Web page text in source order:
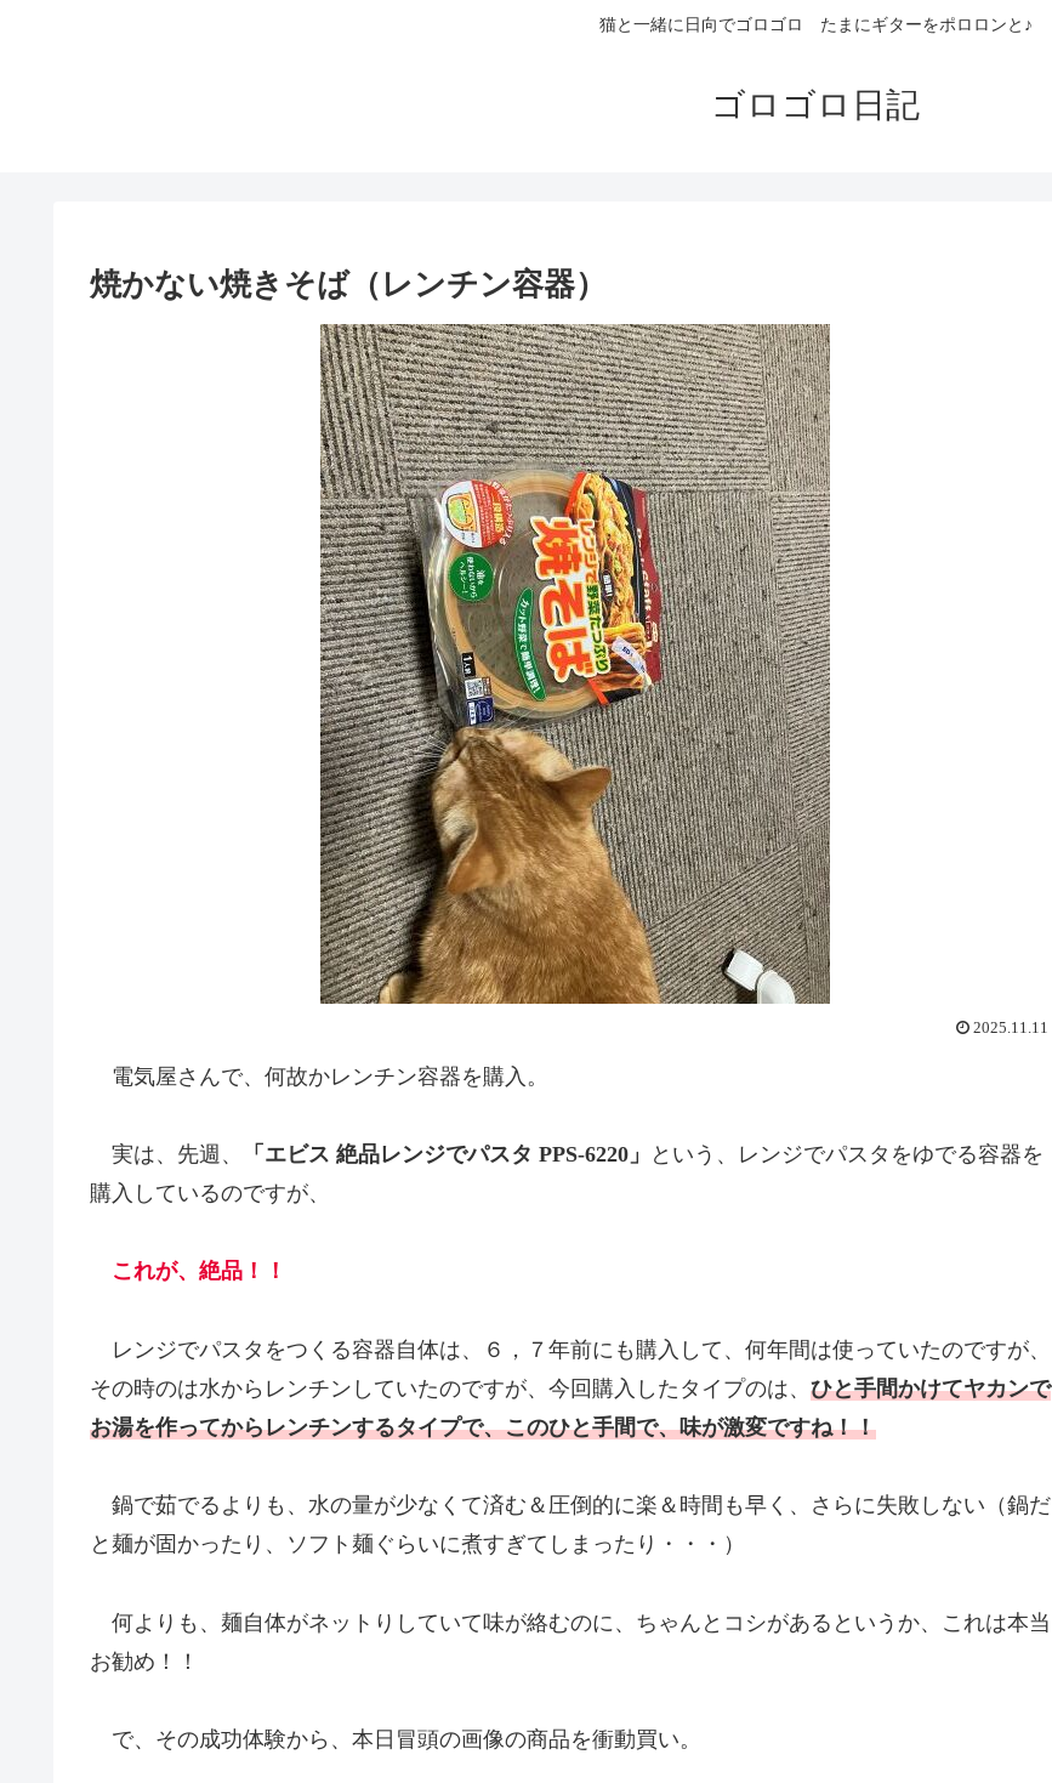
猫と一緒に日向でゴロゴロ たまにギターをポロロンと♪
ゴロゴロ日記
焼かない焼きそば（レンチン容器）
2025.11.11
電気屋さんで、何故かレンチン容器を購入。
実は、先週、 「エビス 絶品レンジでパスタ PPS-6220」
という、レンジでパスタをゆでる容器を
購入しているのですが、
これが、絶品！！
レンジでパスタをつくる容器自体は、６，７年前にも購入して、何年間は使っていたのですが、
その時のは水からレンチンしていたのですが、今回購入したタイプのは、 ひと手間かけてヤカンで
お湯を作ってからレンチンするタイプで、このひと手間で、味が激変ですね！！
鍋で茹でるよりも、水の量が少なくて済む＆圧倒的に楽＆時間も早く、さらに失敗しない（鍋だ
と麺が固かったり、ソフト麺ぐらいに煮すぎてしまったり・・・）
何よりも、麺自体がネットりしていて味が絡むのに、ちゃんとコシがあるというか、これは本当
お勧め！！
で、その成功体験から、本日冒頭の画像の商品を衝動買い。